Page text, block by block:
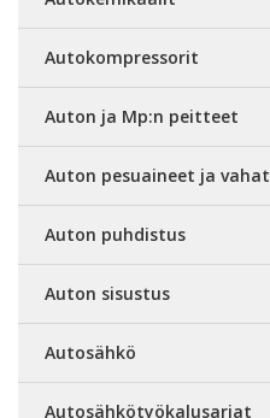
Autokompressorit
Auton ja Mp:n peitteet
Auton pesuaineet ja vahat
Auton puhdistus
Auton sisustus
Autosähkö
Autosähkötyökalusarjat